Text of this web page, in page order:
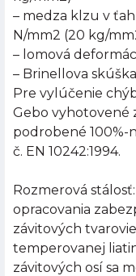
– medza klzu v
N/mm2 (20 kg/
– lomová
– Brinellova
Pre vylúčenie
Gebo vyhotovené
podrobené 100%-
č. EN 10242:1994.
Rozmerová
opracovania
závitových
temperovanej
závitových osí sa